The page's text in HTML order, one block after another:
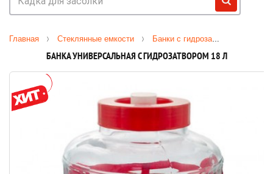
Главная Стеклянные емкости Банки с гидрозатвором
БАНКА УНИВЕРСАЛЬНАЯ С ГИДРОЗАТВОРОМ 18 Л